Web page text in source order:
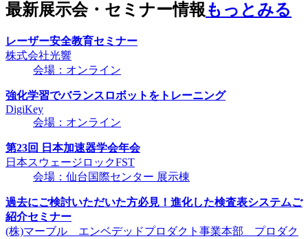
最新展示会・セミナー情報もっとみる
レーザー安全教育セミナー
株式会社光響
会場：オンライン
強化学習でバランスロボットをトレーニング
DigiKey
会場：オンライン
第23回 日本加速器学会年会
日本スウェージロックFST
会場：仙台国際センター 展示棟
過去にご検討いただいた方必見！進化した検査表システムご
紹介セミナー
(株)マーブル エンベデッドプロダクト事業本部 プロダク